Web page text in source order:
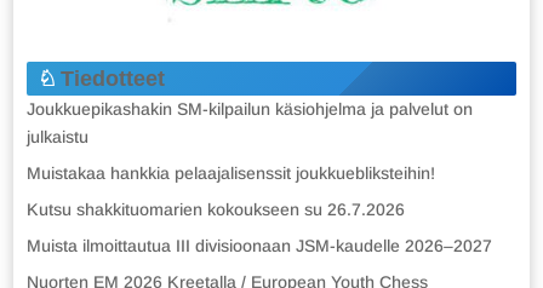
Tiedotteet
Joukkuepikashakin SM-kilpailun käsiohjelma ja palvelut on
julkaistu
Muistakaa hankkia pelaajalisenssit joukkuebliksteihin!
Kutsu shakkituomarien kokoukseen su 26.7.2026
Muista ilmoittautua III divisioonaan JSM-kaudelle 2026–2027
Nuorten EM 2026 Kreetalla / European Youth Chess